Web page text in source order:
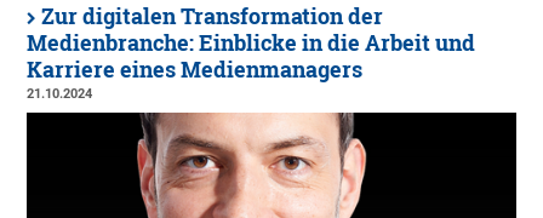
Zur digitalen Transformation der
Medienbranche: Einblicke in die Arbeit und
Karriere eines Medienmanagers
21.10.2024